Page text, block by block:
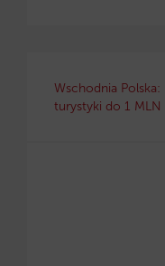
Wschodnia
turystyki do 1 MLN